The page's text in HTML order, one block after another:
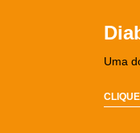
Uma
Controlar a obesidade